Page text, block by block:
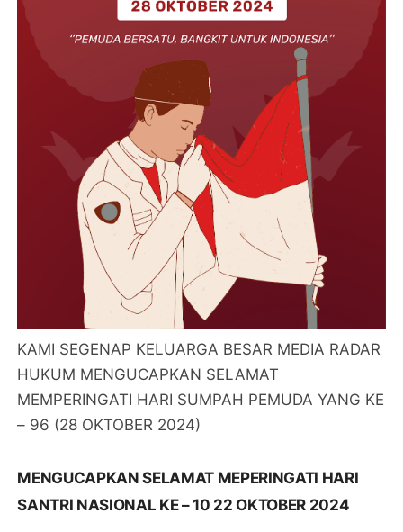
KAMI SEGENAP KELUARGA BESAR MEDIA RADAR
HUKUM MENGUCAPKAN SELAMAT
MEMPERINGATI HARI SUMPAH PEMUDA YANG KE
– 96 (28 OKTOBER 2024)
MENGUCAPKAN SELAMAT MEPERINGATI HARI
SANTRI NASIONAL KE – 10 22 OKTOBER 2024